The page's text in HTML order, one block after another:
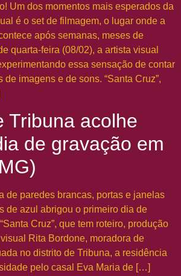
Um dos momentos mais esperados da
é o set de filmagem, o lugar onde a
após semanas, meses de
quarta-feira (08/02), a artista visual
essa sensação de contar
de imagens e de sons. “Santa Cruz”,
Tribuna acolhe
de gravação em
de paredes brancas, portas e janelas
de azul abrigou o primeiro dia de
Cruz”, que tem roteiro, produção
Rita Bordone, moradora de
no distrito de Tribuna, a residência
pelo casal Eva Maria de […]